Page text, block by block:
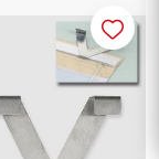
Merken